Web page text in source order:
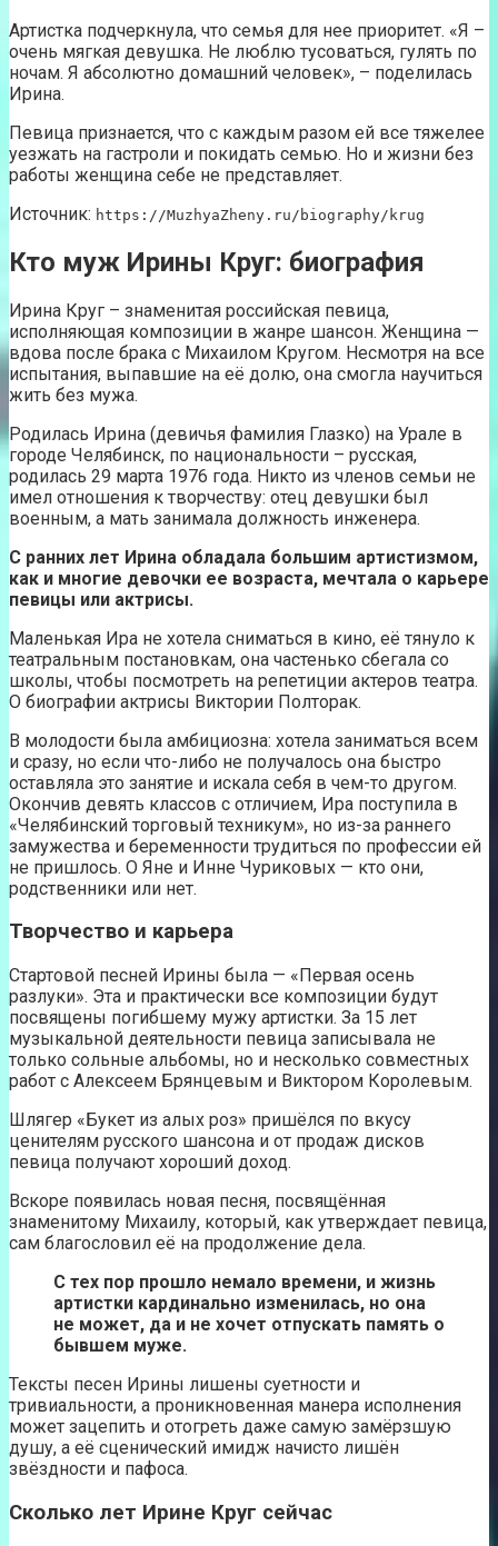
Артистка подчеркнула, что семья для нее приоритет. «Я –
очень мягкая девушка. Не люблю тусоваться, гулять по
ночам. Я абсолютно домашний человек», – поделилась
Ирина.
Певица признается, что с каждым разом ей все тяжелее
уезжать на гастроли и покидать семью. Но и жизни без
работы женщина себе не представляет.
Источник: https://MuzhyaZheny.ru/biography/krug
Кто муж Ирины Круг: биография
Ирина Круг – знаменитая российская певица,
исполняющая композиции в жанре шансон. Женщина —
вдова после брака с Михаилом Кругом. Несмотря на все
испытания, выпавшие на её долю, она смогла научиться
жить без мужа.
Родилась Ирина (девичья фамилия Глазко) на Урале в
городе Челябинск, по национальности – русская,
родилась 29 марта 1976 года. Никто из членов семьи не
имел отношения к творчеству: отец девушки был
военным, а мать занимала должность инженера.
С ранних лет Ирина обладала большим артистизмом,
как и многие девочки ее возраста, мечтала о карьере
певицы или актрисы.
Маленькая Ира не хотела сниматься в кино, её тянуло к
театральным постановкам, она частенько сбегала со
школы, чтобы посмотреть на репетиции актеров театра.
О биографии актрисы Виктории Полторак.
В молодости была амбициозна: хотела заниматься всем
и сразу, но если что-либо не получалось она быстро
оставляла это занятие и искала себя в чем-то другом.
Окончив девять классов с отличием, Ира поступила в
«Челябинский торговый техникум», но из-за раннего
замужества и беременности трудиться по профессии ей
не пришлось. О Яне и Инне Чуриковых — кто они,
родственники или нет.
Творчество и карьера
Стартовой песней Ирины была — «Первая осень
разлуки». Эта и практически все композиции будут
посвящены погибшему мужу артистки. За 15 лет
музыкальной деятельности певица записывала не
только сольные альбомы, но и несколько совместных
работ с Алексеем Брянцевым и Виктором Королевым.
Шлягер «Букет из алых роз» пришёлся по вкусу
ценителям русского шансона и от продаж дисков
певица получают хороший доход.
Вскоре появилась новая песня, посвящённая
знаменитому Михаилу, который, как утверждает певица,
сам благословил её на продолжение дела.
С тех пор прошло немало времени, и жизнь
артистки кардинально изменилась, но она
не может, да и не хочет отпускать память о
бывшем муже.
Тексты песен Ирины лишены суетности и
тривиальности, а проникновенная манера исполнения
может зацепить и отогреть даже самую замёрзшую
душу, а её сценический имидж начисто лишён
звёздности и пафоса.
Сколько лет Ирине Круг сейчас